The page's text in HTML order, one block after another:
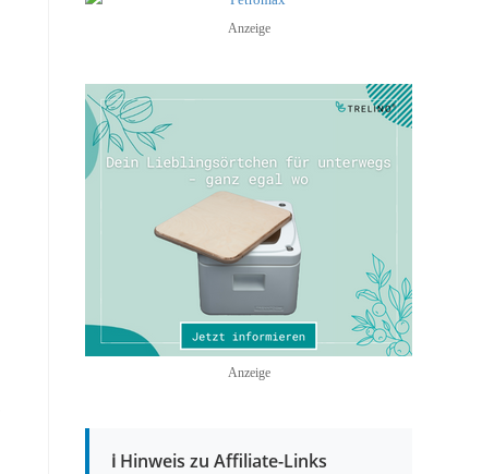
Anzeige
Anzeige
ℹ️ Hinweis zu Affiliate-Links